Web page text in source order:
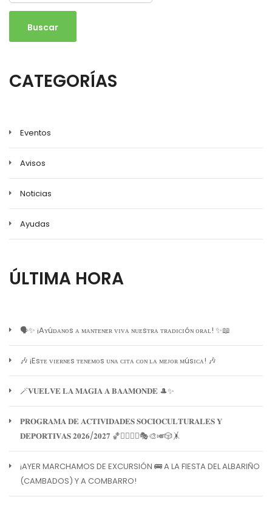
CATEGORÍAS
Eventos
Avisos
Noticias
Ayudas
ÚLTIMA HORA
🗣️✨ ¡Aʏúᴅᴀɴᴏs ᴀ ᴍᴀɴᴛᴇɴᴇʀ ᴠɪᴠᴀ ɴᴜᴇsᴛʀᴀ ᴛʀᴀᴅɪᴄɪóɴ ᴏʀᴀʟ! ✨📖
🎶 ¡Esᴛᴇ ᴠɪᴇʀɴᴇs ᴛᴇɴᴇᴍᴏs ᴜɴᴀ ᴄɪᴛᴀ ᴄᴏɴ ʟᴀ ᴍᴇᴊᴏʀ ᴍúsɪᴄᴀ! 🎶
🪄𝐕𝐔𝐄𝐋𝐕𝐄 𝐋𝐀 𝐌𝐀𝐆𝐈𝐀 𝐀 𝐁𝐀𝐀𝐌𝐎𝐍𝐃𝐄 🎩✨
𝐏𝐑𝐎𝐆𝐑𝐀𝐌𝐀 𝐃𝐄 𝐀𝐂𝐓𝐈𝐕𝐈𝐃𝐀𝐃𝐄𝐒 𝐒𝐎𝐂𝐈𝐎𝐂𝐔𝐋𝐓𝐔𝐑𝐀𝐋𝐄𝐒 𝐘
𝐃𝐄𝐏𝐎𝐑𝐓𝐈𝐕𝐀𝐒 𝟐𝟎𝟐𝟔/𝟐𝟎𝟐𝟕 🏀🏊‍♀️🧘‍♀️🎭🎨🎺🎲🤸
¡AYER MARCHAMOS DE EXCURSIÓN 🚌 A LA FIESTA DEL ALBARIÑO
(CAMBADOS) Y A COMBARRO!